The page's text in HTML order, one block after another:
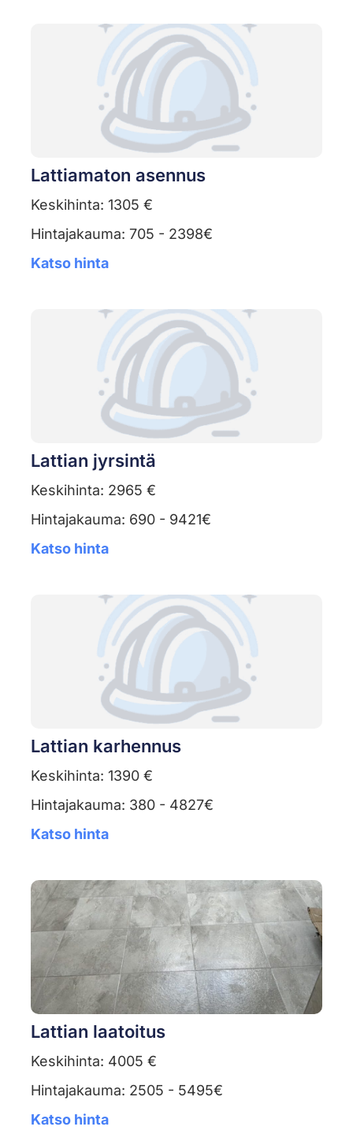
Lattiamaton asennus
Keskihinta: 1305 €
Hintajakauma: 705 - 2398€
Katso hinta
Lattian jyrsintä
Keskihinta: 2965 €
Hintajakauma: 690 - 9421€
Katso hinta
Lattian karhennus
Keskihinta: 1390 €
Hintajakauma: 380 - 4827€
Katso hinta
Lattian laatoitus
Keskihinta: 4005 €
Hintajakauma: 2505 - 5495€
Katso hinta